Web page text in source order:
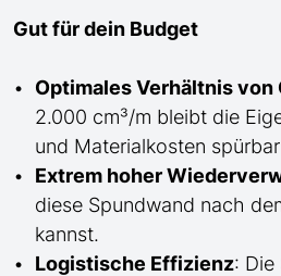
Gut für dein Budget
Optimales Verhältnis
2.000 cm³/m bleibt die
und Materialkosten
Extrem hoher
diese Spundwand nach
kannst.
Logistische Effizienz: